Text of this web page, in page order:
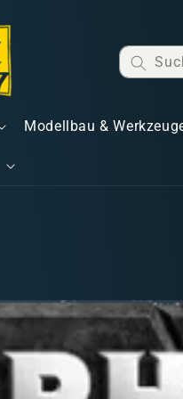
Modellbau &